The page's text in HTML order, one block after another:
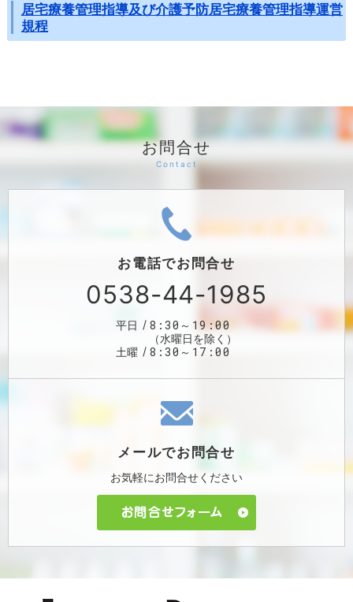
居宅療養管理指導及び介護予防居宅療養管理指導運営
規程
お問合せ
お電話でお問合せ
0538-44-1985
平日 8:30～19:00
（水曜日を除く）
土曜
8:30～17:00
メールでお問合せ
お気軽にお問合せください